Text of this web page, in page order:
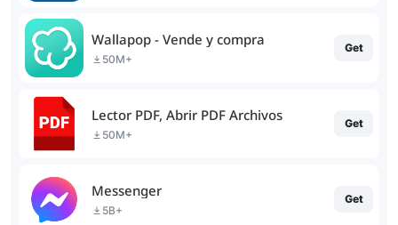
Wallapop - Vende y compra
50M+
Get
Lector PDF, Abrir PDF Archivos
50M+
Get
Messenger
5B+
Get